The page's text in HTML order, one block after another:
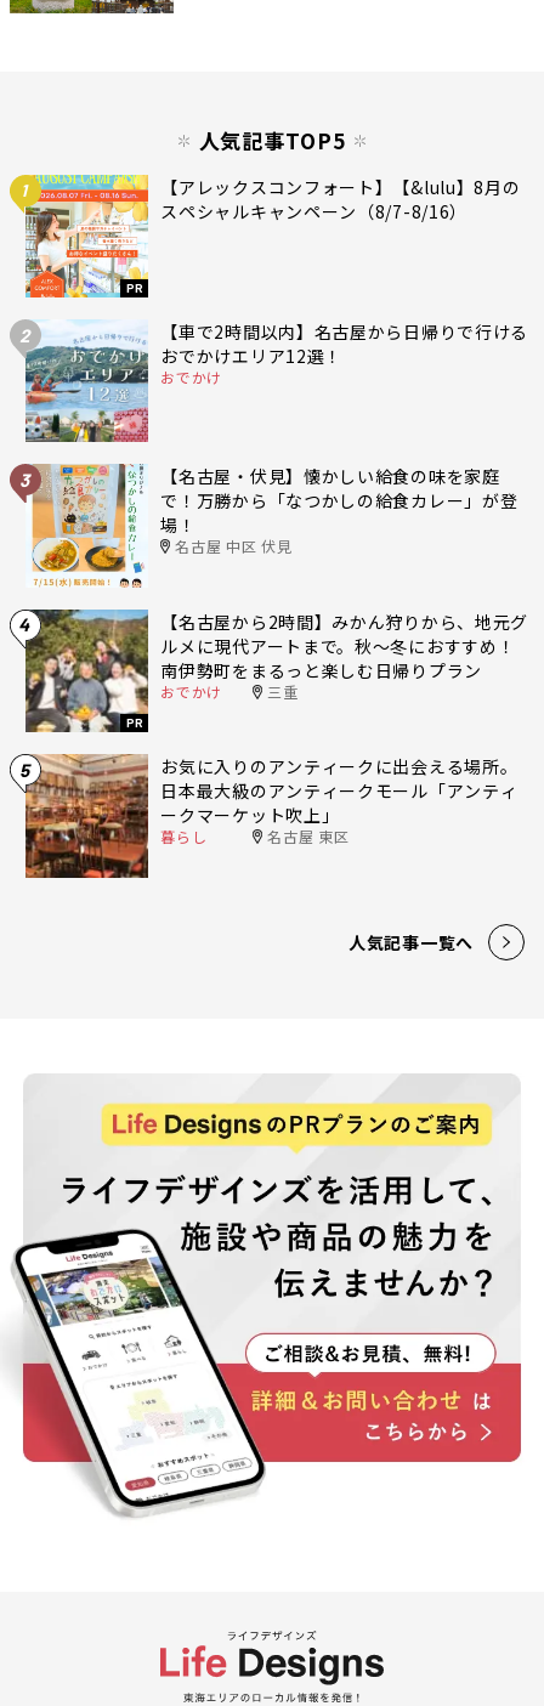
人気記事TOP5
1
PR
【アレックスコンフォート】【&lulu】8月の
スペシャルキャンペーン（8/7-8/16）
2
【車で2時間以内】名古屋から日帰りで行ける
おでかけエリア12選！
おでかけ
3
【名古屋・伏見】懐かしい給食の味を家庭
で！万勝から「なつかしの給食カレー」が登
場！
名古屋 中区 伏見
4
PR
【名古屋から2時間】みかん狩りから、地元グ
ルメに現代アートまで。秋〜冬におすすめ！
南伊勢町をまるっと楽しむ日帰りプラン
おでかけ 三重
5
お気に入りのアンティークに出会える場所。
日本最大級のアンティークモール「アンティ
ークマーケット吹上」
暮らし 名古屋 東区
人気記事一覧へ